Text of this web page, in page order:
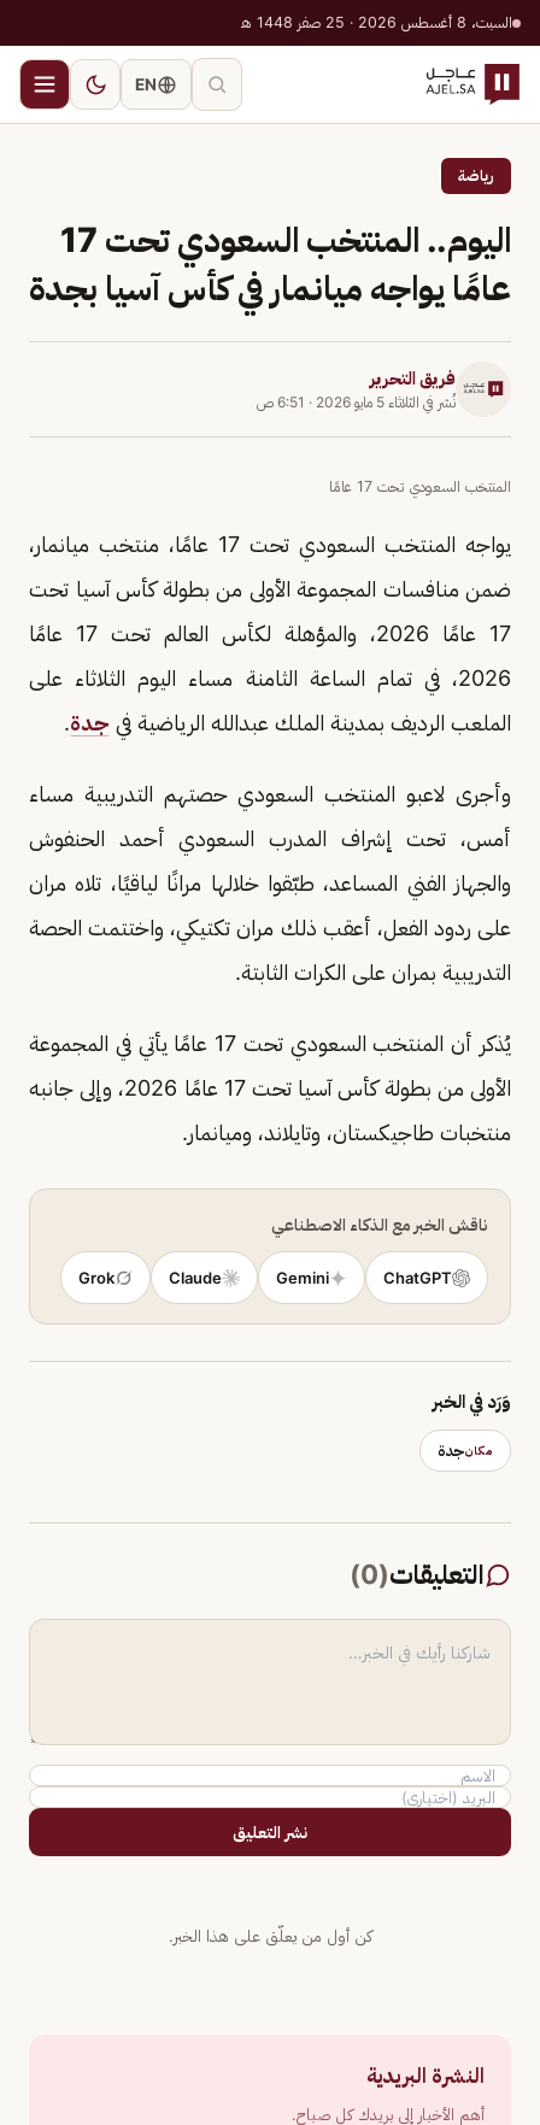
السبت، 8 أغسطس 2026 · 25 صفر 1448 هـ
EN
رياضة
اليوم.. المنتخب السعودي تحت 17
عامًا يواجه ميانمار في كأس آسيا بجدة
فريق التحرير
نُشر في الثلاثاء 5 مايو 2026 · 6:51 ص
المنتخب السعودي تحت 17 عامًا
يواجه المنتخب السعودي تحت 17 عامًا، منتخب ميانمار،
ضمن منافسات المجموعة الأولى من بطولة كأس آسيا تحت
17 عامًا 2026، والمؤهلة لكأس العالم تحت 17 عامًا
2026، في تمام الساعة الثامنة مساء اليوم الثلاثاء على
الملعب الرديف بمدينة الملك عبدالله الرياضية في جدة.
وأجرى لاعبو المنتخب السعودي حصتهم التدريبية مساء
أمس، تحت إشراف المدرب السعودي أحمد الحنفوش
والجهاز الفني المساعد، طبّقوا خلالها مرانًا لياقيًا، تلاه مران
على ردود الفعل، أعقب ذلك مران تكتيكي، واختتمت الحصة
التدريبية بمران على الكرات الثابتة.
يُذكر أن المنتخب السعودي تحت 17 عامًا يأتي في المجموعة
الأولى من بطولة كأس آسيا تحت 17 عامًا 2026، وإلى جانبه
منتخبات طاجيكستان، وتايلاند، وميانمار.
ناقش الخبر مع الذكاء الاصطناعي
ChatGPT
Gemini
Claude
Grok
وَرَد في الخبر
مكانجدة
التعليقات(
0
)
نشر التعليق
كن أول من يعلّق على هذا الخبر.
النشرة البريدية
أهم الأخبار إلى بريدك كل صباح.